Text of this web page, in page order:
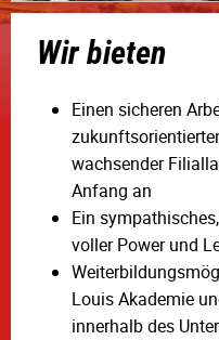
Wir bieten
Einen sicheren
wachsender
Anfang an
Ein
voller Power und
Louis Akademie
innerhalb des